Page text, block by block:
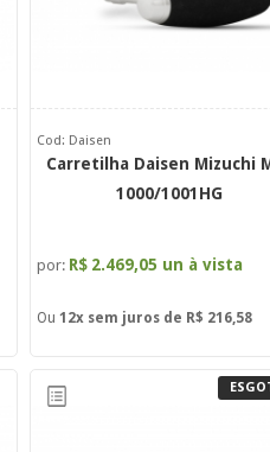
Cod: Daisen
Carretilha Daisen Mizuchi
1000/1001HG
por: R$ 2.469,05 un à vista
Ou 12xsem juros de R$ 216,58